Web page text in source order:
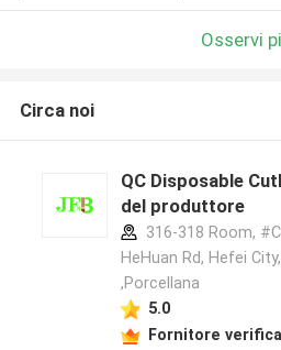
Osservi
Circa noi
QC Disposable
del produttore
316-318 Room,
HeHuan Rd, Hefei
,Porcellana
5.0
Fornitore